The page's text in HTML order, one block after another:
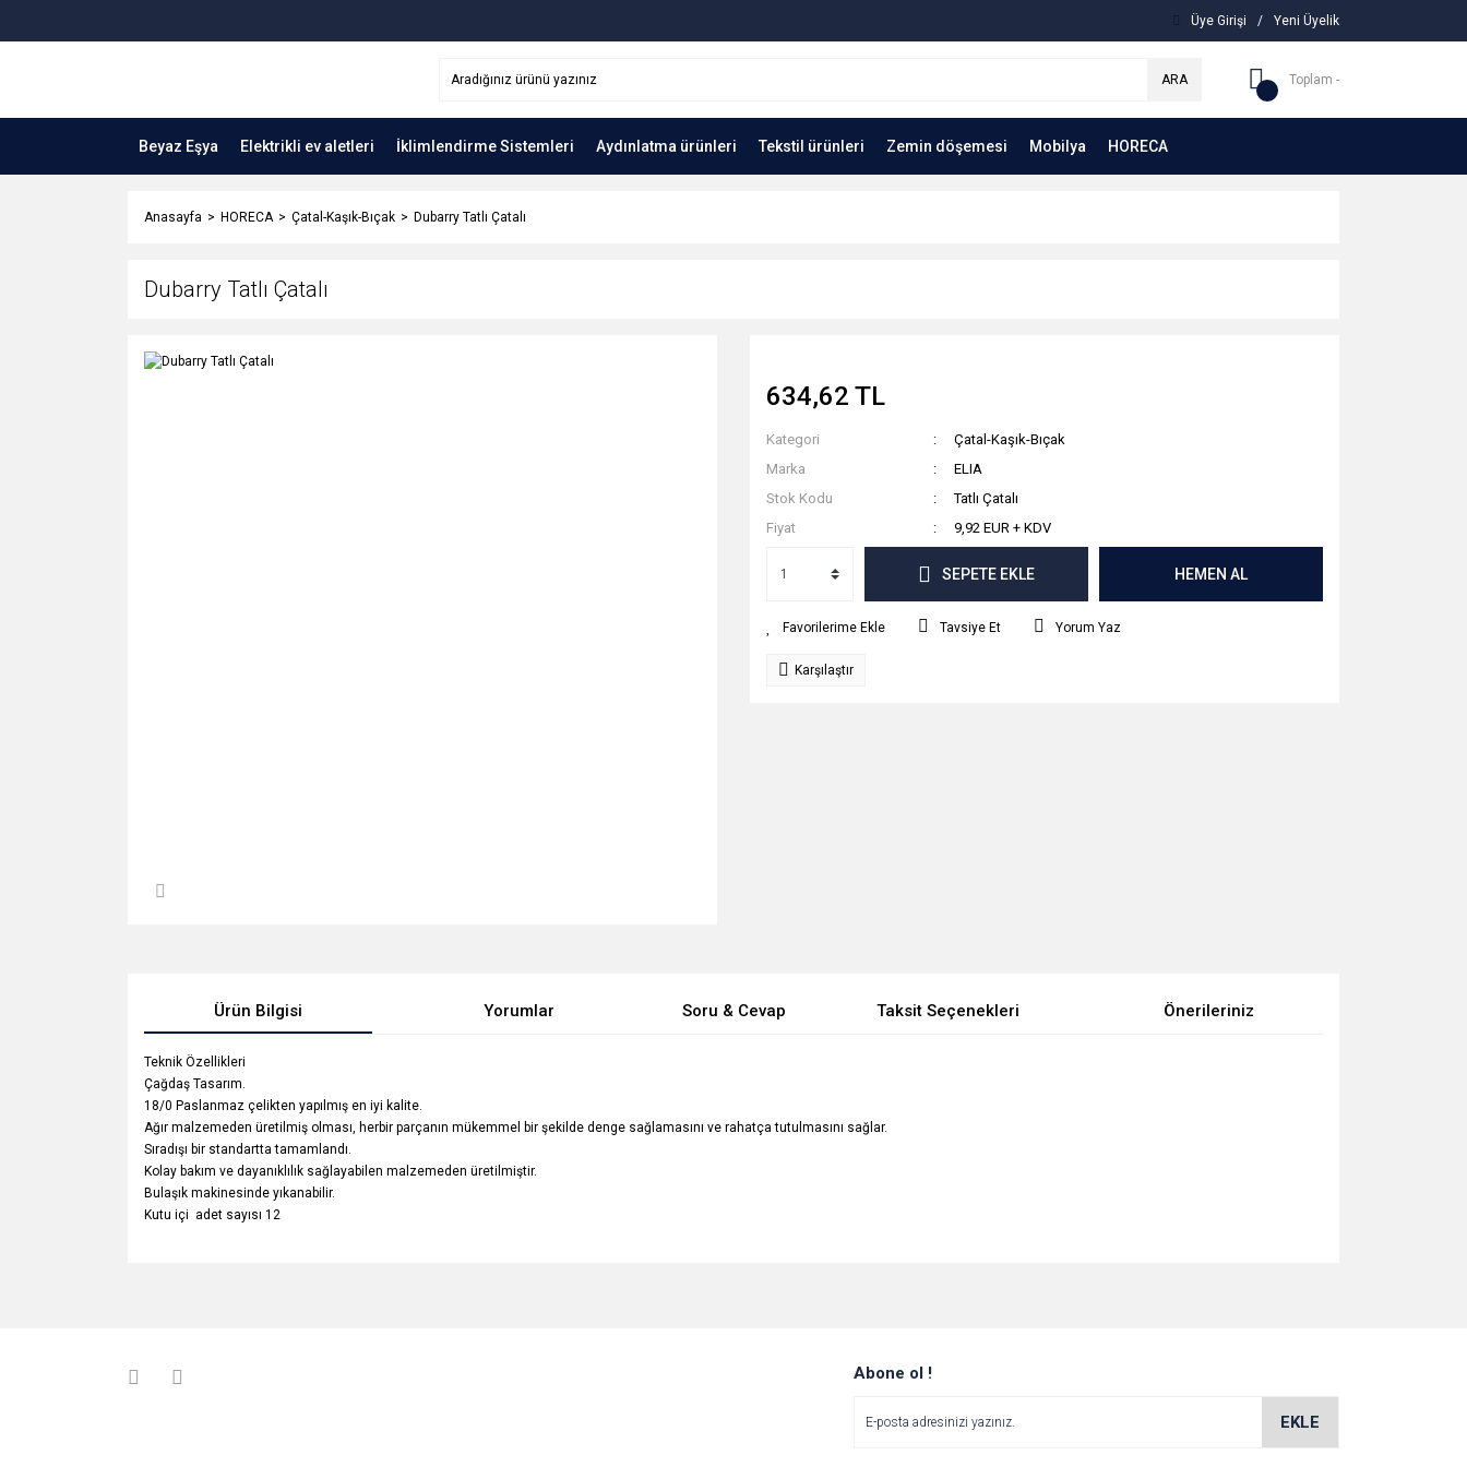
Üye Girişi / Yeni Üyelik
ARA Toplam -
Beyaz Eşya Elektrikli ev aletleri İklimlendirme Sistemleri Aydınlatma ürünleri Tekstil ürünleri Zemin döşemesi Mobilya HORECA
Anasayfa HORECA Çatal-Kaşık-Bıçak Dubarry Tatlı Çatalı
Dubarry Tatlı Çatalı
634,62 TL
Kategori
Çatal-Kaşık-Bıçak
Marka
ELIA
Stok Kodu
Tatlı Çatalı
Fiyat
9,92 EUR + KDV
SEPETE EKLE HEMEN AL
Tavsiye Et Yorum Yaz
Karşılaştır
Ürün Bilgisi Yorumlar Soru & Cevap Taksit Seçenekleri Önerileriniz
Teknik Özellikleri
Çağdaş Tasarım.
18/0 Paslanmaz çelikten yapılmış en iyi kalite.
Ağır malzemeden üretilmiş olması, herbir parçanın mükemmel bir şekilde denge sağlamasını ve rahatça tutulmasını sağlar.
Sıradışı bir standartta tamamlandı.
Kolay bakım ve dayanıklılık sağlayabilen malzemeden üretilmiştir.
Bulaşık makinesinde yıkanabilir.
Kutu içi adet sayısı 12
Abone ol !
EKLE